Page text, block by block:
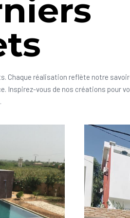
Chaque réalisation reflète notre
Inspirez-vous de nos créations pour